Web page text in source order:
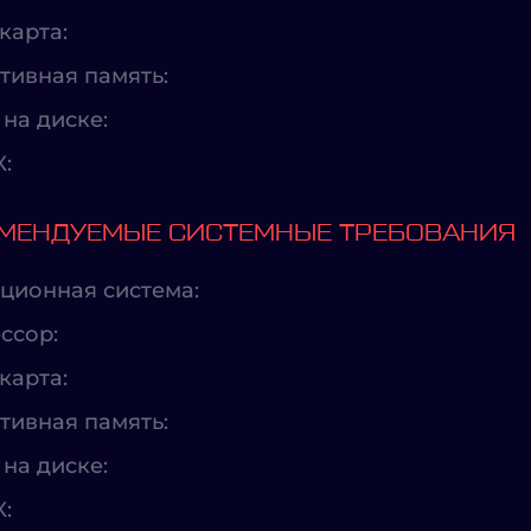
память:
диске:
СИСТЕМНЫЕ ТРЕБОВАНИЯ
система:
память:
диске: